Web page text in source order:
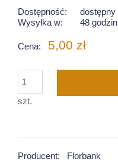
Dostępność:
dostępny
Wysyłka w:
48 godzin
Cena: 5,00 zł
szt.
Producent:
Florbank